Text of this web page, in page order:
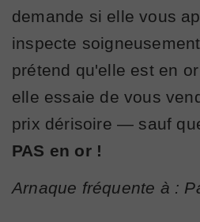
demande si elle vous
inspecte
prétend qu'elle est en
elle essaie de vous
prix dérisoire — sauf
PAS en or !
Arnaque fréquente à :